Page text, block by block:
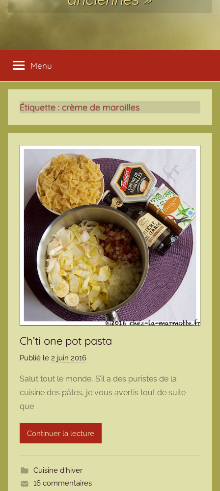
Menu
Étiquette : crème de maroilles
Ch’ti one pot pasta
Publié le 2 juin 2016
r
m
r
m
e
Salut tout le monde, S’il a des puristes de la
cuisine des pâtes, je vous avertis tout de suite
que
Continuer la lecture
Cuisine d'hiver
16 commentaires